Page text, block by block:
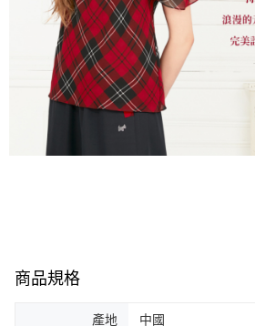
商品規格
產地 中國